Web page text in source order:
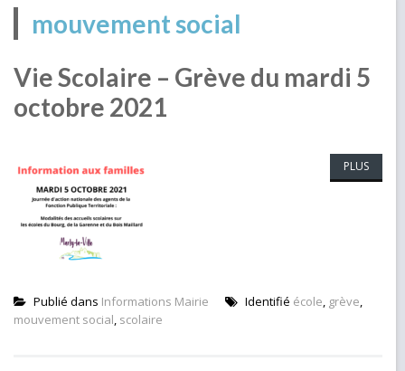
mouvement social
Vie Scolaire – Grève du mardi 5
octobre 2021
PLUS
Publié dans Informations Mairie Identifié école, grève,
mouvement social, scolaire